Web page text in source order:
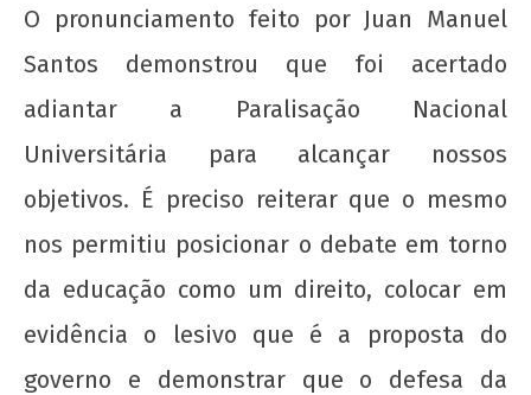
A Munição da Direita Não é Travesti
22 de
agosto
2012
wp-
admin
O pronunciamento feito por Juan Manuel
Santos demonstrou que foi acertado
adiantar a Paralisação Nacional
Universitária para alcançar nossos
objetivos. É preciso reiterar que o mesmo
nos permitiu posicionar o debate em torno
da educação como um direito, colocar em
evidência o lesivo que é a proposta do
governo e demonstrar que o defesa da